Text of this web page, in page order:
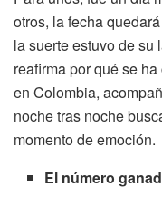
otros, la fecha
la suerte estuvo de su
reafirma por qué se
en Colombia,
noche tras noche
momento de emoción.
El número